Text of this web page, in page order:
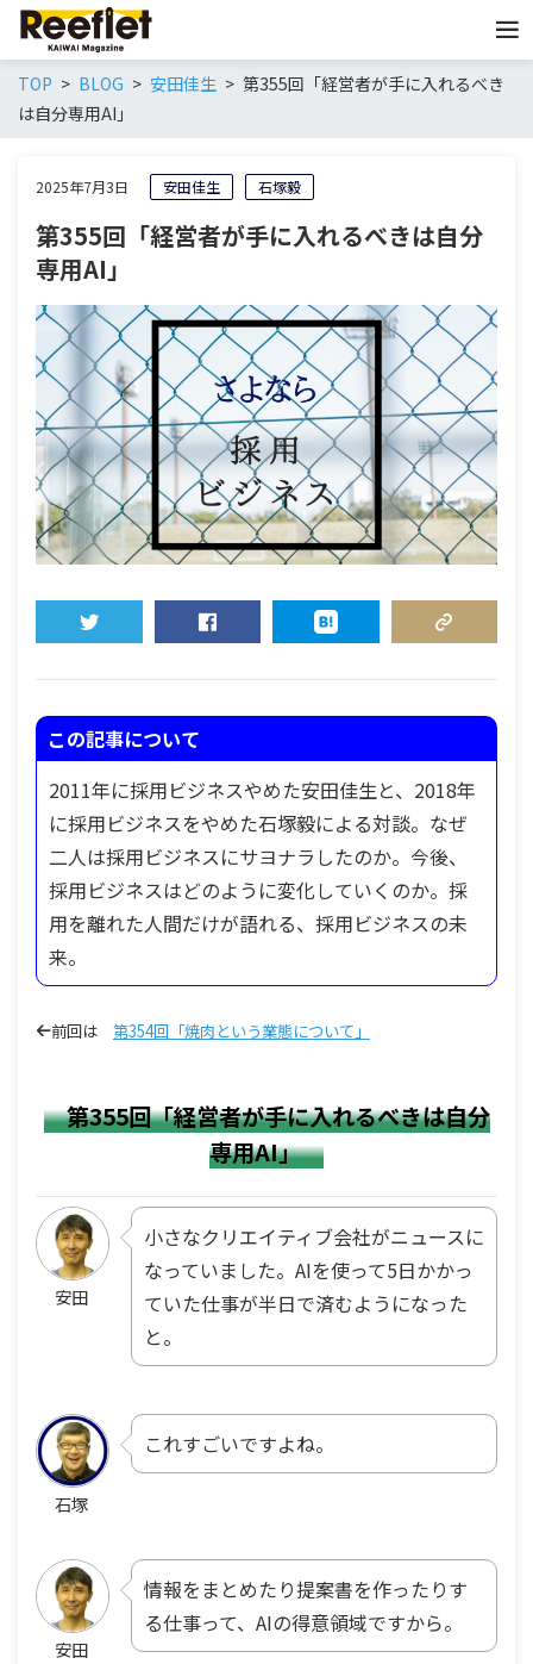
TOP BLOG 安田佳生
第355回「経営者が手に入れるべき
は自分専用AI」
2025年7月3日 安田佳生 石塚毅
第355回「経営者が手に入れるべきは自分
専用AI」
この記事について
2011年に採用ビジネスやめた安田佳生と、2018年
に採用ビジネスをやめた石塚毅による対談。なぜ
二人は採用ビジネスにサヨナラしたのか。今後、
採用ビジネスはどのように変化していくのか。採
用を離れた人間だけが語れる、採用ビジネスの未
来。
前回は 第354回「焼肉という業態について」
第355回「経営者が手に入れるべきは自分
専用AI」
安田
小さなクリエイティブ会社がニュースに
なっていました。AIを使って5日かかっ
ていた仕事が半日で済むようになった
と。
石塚
これすごいですよね。
安田
情報をまとめたり提案書を作ったりす
る仕事って、AIの得意領域ですから。